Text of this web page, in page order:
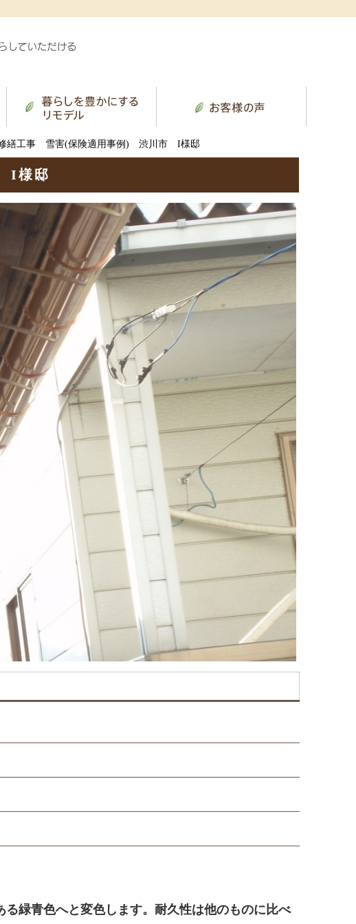
繕工事 雪害(保険適用事例) 渋川市 I様邸
I様邸
緑青色へと変色します。耐久性は他のものに比べ